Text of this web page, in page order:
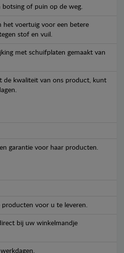
botsing of puin op de weg.
het voertuig voor een betere
stof en vuil.
met schuifplaten gemaakt van
de kwaliteit van ons product, kunt
garantie voor haar producten.
voor u te leveren.
bij uw winkelmandje